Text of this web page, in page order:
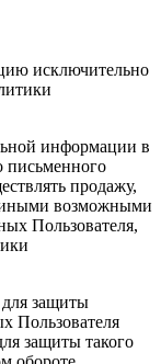
исключительно
информации в
письменного
продажу,
иными возможными
Пользователя,
защиты
Пользователя
защиты такого